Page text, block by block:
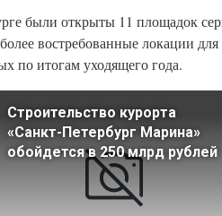
были открыты 11 площадок
востребованные локации
по итогам уходящего года.
Строительство курорта
«Санкт-Петербург Марина»
обойдется в 250 млрд рублей